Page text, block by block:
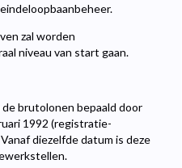
zal worden
niveau van start gaan.
brutolonen bepaald door
1992 (registratie-
diezelfde datum is deze